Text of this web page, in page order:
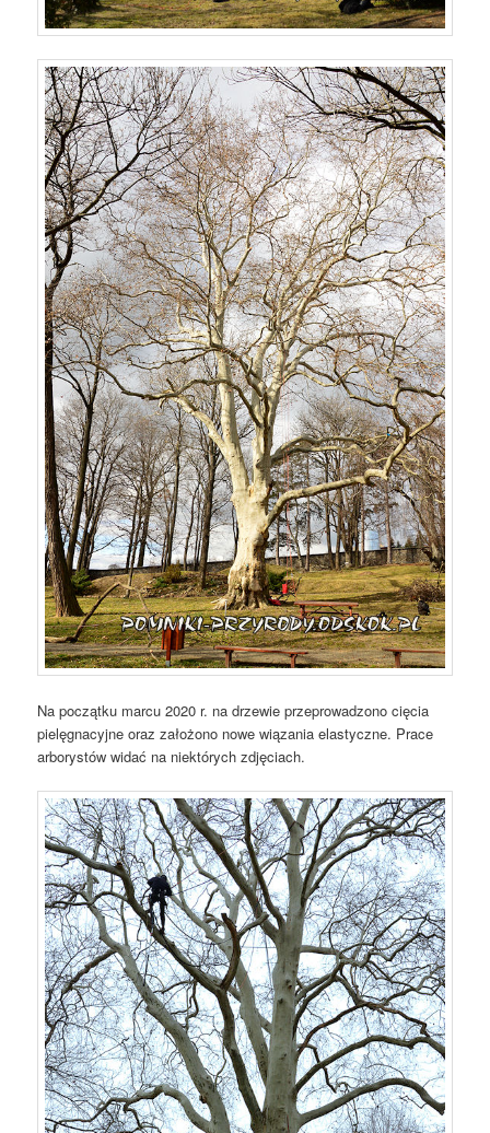
Na początku marcu 2020 r. na drzewie przeprowadzono cięcia
pielęgnacyjne oraz założono nowe wiązania elastyczne. Prace
arborystów widać na niektórych zdjęciach.